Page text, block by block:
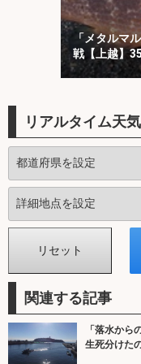
「メタルマ
戦【上越】
ト！
リアルタイム天
関連する記事
「落水から
生死分けた